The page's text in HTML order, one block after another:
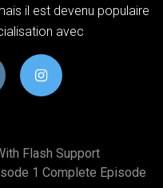
il est devenu populaire
avec
Flash Support
1 Complete Episode